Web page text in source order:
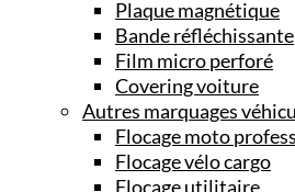
Plaque magnétique
Bande réfléchissante
Film micro perforé
Covering voiture
Autres marquages
Flocage moto
Flocage vélo cargo
Flocage utilitaire